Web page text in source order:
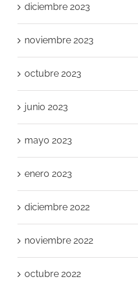
diciembre 2023
noviembre 2023
octubre 2023
junio 2023
mayo 2023
enero 2023
diciembre 2022
noviembre 2022
octubre 2022